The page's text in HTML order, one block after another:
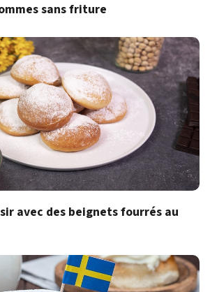
sans friture
avec des beignets fourrés au